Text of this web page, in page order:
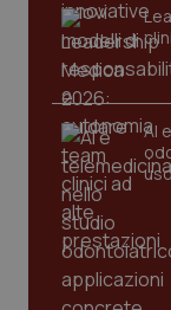
AI
tracking-
session-
_ga